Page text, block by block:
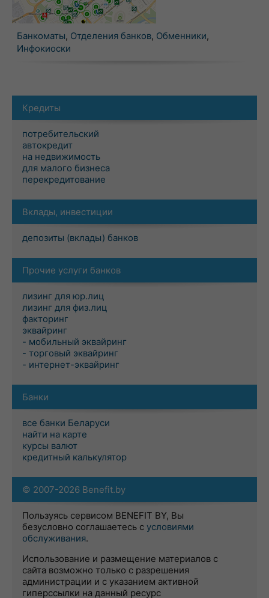
Банкоматы, Отделения банков, Обменники,
Инфокиоски
Кредиты
потребительский
автокредит
на недвижимость
для малого бизнеса
перекредитование
Вклады, инвестиции
депозиты (вклады) банков
Прочие услуги банков
лизинг для юр.лиц
лизинг для физ.лиц
факторинг
эквайринг
- мобильный эквайринг
- торговый эквайринг
- интернет-эквайринг
Банки
все банки Беларуси
найти на карте
курсы валют
кредитный калькулятор
© 2007-2026 Benefit.by
Пользуясь сервисом BENEFIT BY, Вы
безусловно соглашаетесь с условиями
обслуживания.
Использование и размещение материалов с
сайта возможно только с разрешения
администрации и с указанием активной
гиперссылки на данный ресурс